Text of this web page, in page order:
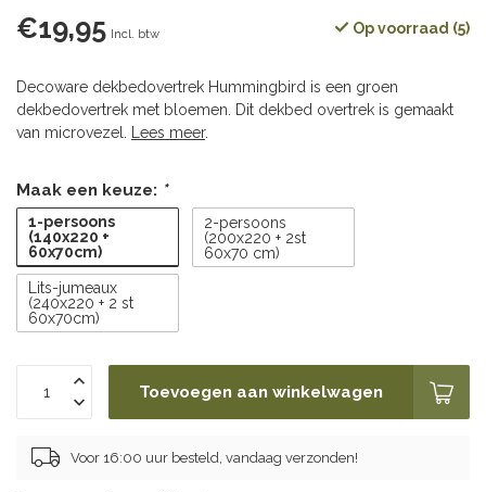
€19,95 Incl. btw Op voorraad (5)
Decoware dekbedovertrek Hummingbird is een groen
dekbedovertrek met bloemen. Dit dekbed overtrek is gemaakt
van microvezel.
Lees meer.
Maak een keuze: *
1-persoons
(140x220 +
60x70cm)
2-persoons
(200x220 + 2st
60x70 cm)
Lits-jumeaux
(240x220 + 2 st
60x70cm)
Toevoegen aan winkelwagen
Voor 16:00 uur besteld, vandaag verzonden!